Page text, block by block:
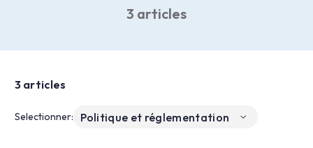
3 articles
3 articles
Selectionner: